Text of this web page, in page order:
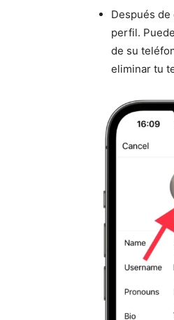
Después
perfil.
de su
eliminar tu